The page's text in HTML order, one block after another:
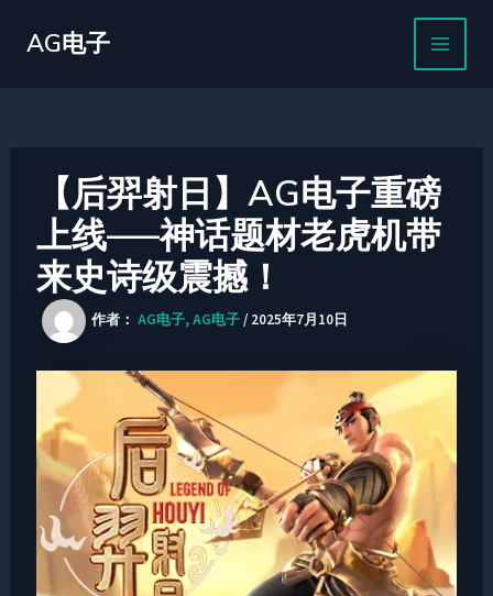
AG电子
MAIN
MENU
【后羿射日】AG电子重磅
上线—–神话题材老虎机带
来史诗级震撼！
作者： AG电子, AG电子/ 2025年7月10日